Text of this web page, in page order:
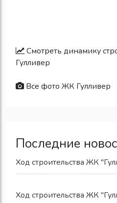
Смотреть динамику
Гулливер
Все фото ЖК Гулливер
Последние
Ход строительства ЖК
Ход строительства ЖК